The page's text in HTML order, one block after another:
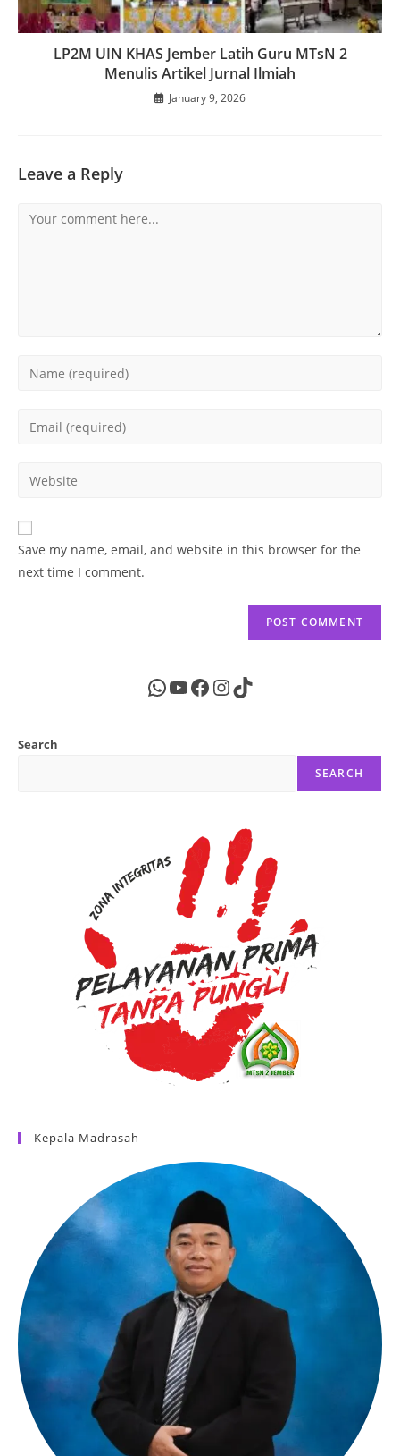
LP2M UIN KHAS Jember Latih Guru MTsN 2
Menulis Artikel Jurnal Ilmiah
January 9, 2026
Leave a Reply
Comment
Enter
Enter
address
comment
Enter
website
URL
(optional)
Save my name, email, and website in this browser for the
next time I comment.
WhatsApp
YouTube
Facebook
Instagram
TikTok
Search
SEARCH
Kepala Madrasah